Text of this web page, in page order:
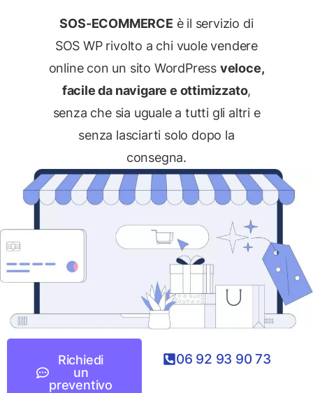
SOS-ECOMMERCE è il servizio di
SOS WP rivolto a chi vuole vendere
online con un sito WordPress veloce,
facile da navigare e ottimizzato,
senza che sia uguale a tutti gli altri e
senza lasciarti solo dopo la
consegna.
Richiedi
un
preventivo
06 92 93 90 73